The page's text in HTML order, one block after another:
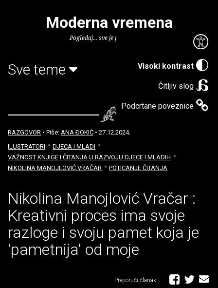
Visoki kontrast
Čitljiv slog
Podcrtane poveznice
Moderna vremena
Pogledaj... sve je puno knjiga.
Sve teme
RAZGOVOR • Piše: ANA ÐOKIĆ • 27.12.2024.
ILUSTRATORI
DJECA I MLADI
VAŽNOST KNJIGE I ČITANJA U RAZVOJU DJECE I MLADIH
NIKOLINA MANOJLOVIĆ VRAČAR
POTICANJE ČITANJA
Nikolina Manojlović Vračar :
Kreativni proces ima svoje
razloge i svoju pamet koja je
'pametnija' od moje
Preporuči članak